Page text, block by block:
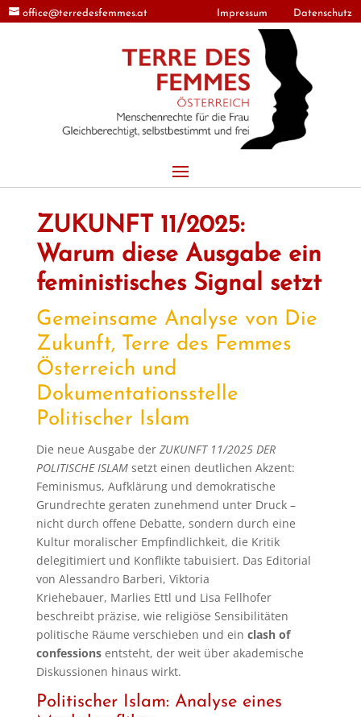
office@terredesfemmes.at Impressum Datenschutz
ZUKUNFT 11/2025:
Warum diese Ausgabe ein
feministisches Signal setzt
Gemeinsame Analyse von Die
Zukunft, Terre des Femmes
Österreich und
Dokumentationsstelle
Politischer Islam
Die neue Ausgabe der ZUKUNFT 11/2025 DER
POLITISCHE ISLAM setzt einen deutlichen Akzent:
Feminismus, Aufklärung und demokratische
Grundrechte geraten zunehmend unter Druck –
nicht durch offene Debatte, sondern durch eine
Kultur moralischer Empfindlichkeit, die Kritik
delegitimiert und Konflikte tabuisiert. Das Editorial
von Alessandro Barberi, Viktoria
Kriehebauer, Marlies Ettl und Lisa Fellhofer
beschreibt präzise, wie religiöse Sensibilitäten
politische Räume verschieben und ein clash of
confessionsentsteht, der weit über akademische
Diskussionen hinaus wirkt.
Politischer Islam: Analyse eines